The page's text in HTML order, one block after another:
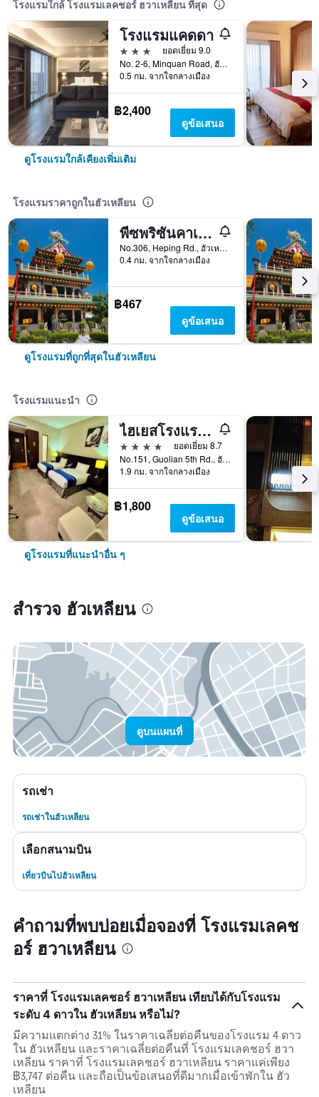
โรงแรมใกล้ โรงแรมเลคชอร์ ฮวาเหลียน ที่สุด
โรงแรมแคดดา
3 ดาว
ยอดเยี่ยม 9.0
No. 2-6, Minquan Road, ฮัวเหลียน, ไต้หวัน
0.5 กม. จากใจกลางเมือง
฿2,400
ดูข้อเสนอ
ดูโรงแรมใกล้เคียงเพิ่มเติม
โรงแรมราคาถูกในฮัวเหลียน
พีซพริซันคาเฟ่อินน์
No.306, Heping Rd., ฮัวเหลียน, ไต้หวัน
0.4 กม. จากใจกลางเมือง
฿467
ดูข้อเสนอ
ดูโรงแรมที่ถูกที่สุดในฮัวเหลียน
โรงแรมแนะนำ
ไฮเยสโรงแรม - หัวเหลียน
4 ดาว
ยอดเยี่ยม 8.7
No.151, Guolian 5th Rd., ฮัวเหลียน, ไต้หวัน
1.9 กม. จากใจกลางเมือง
฿1,800
ดูข้อเสนอ
ดูโรงแรมที่แนะนำอื่น ๆ
สำรวจ ฮัวเหลียน
ดูบนแผนที่
รถเช่า
รถเช่าในฮัวเหลียน
เลือกสนามบิน
เที่ยวบินไปฮัวเหลียน
คำถามที่พบบ่อยเมื่อจองที่ โรงแรมเลคช
อร์ ฮวาเหลียน
ราคาที่ โรงแรมเลคชอร์ ฮวาเหลียน เทียบได้กับโรงแรม
ระดับ 4 ดาวใน ฮัวเหลียน หรือไม่?
มีความแตกต่าง 31% ในราคาเฉลี่ยต่อคืนของโรงแรม 4 ดาว
ใน ฮัวเหลียน และราคาเฉลี่ยต่อคืนที่ โรงแรมเลคชอร์ ฮวา
เหลียน ราคาที่ โรงแรมเลคชอร์ ฮวาเหลียน ราคาแค่เพียง
฿3,747 ต่อคืน และถือเป็นข้อเสนอที่ดีมากเมื่อเข้าพักใน ฮัว
เหลียน